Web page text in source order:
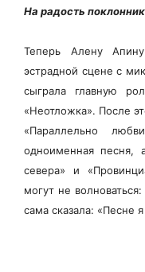
На радость
Теперь Алену
эстрадной сцене с
сыграла главную
«Неотложка». После
«Параллельно
одноименная песня,
севера» и
могут не
сама сказала: «Песне